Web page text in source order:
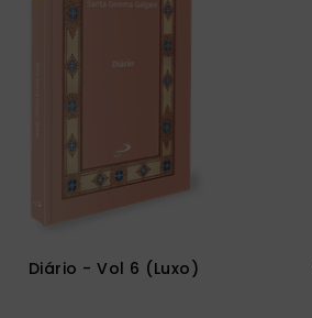
Diário - Vol 6 (Luxo)